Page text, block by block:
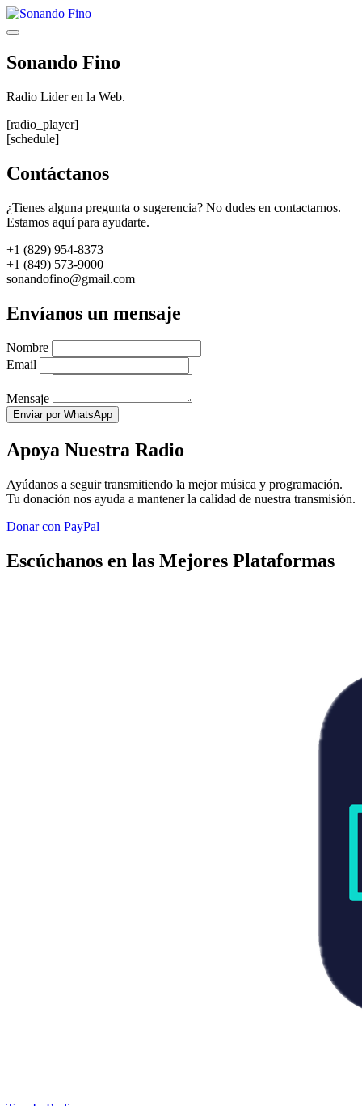
Saltar
al
Menú
Sonando Fino
Radio Lider en la Web.
[radio_player]
[schedule]
Contáctanos
¿Tienes alguna pregunta o sugerencia? No dudes en contactarnos.
Estamos aquí para ayudarte.
+1 (829) 954-8373
+1 (849) 573-9000
sonandofino@gmail.com
Envíanos un mensaje
Nombre
Email
Mensaje
Enviar por WhatsApp
Apoya Nuestra Radio
Ayúdanos a seguir transmitiendo la mejor música y programación.
Tu donación nos ayuda a mantener la calidad de nuestra transmisión.
Donar con PayPal
Escúchanos en las Mejores Plataformas